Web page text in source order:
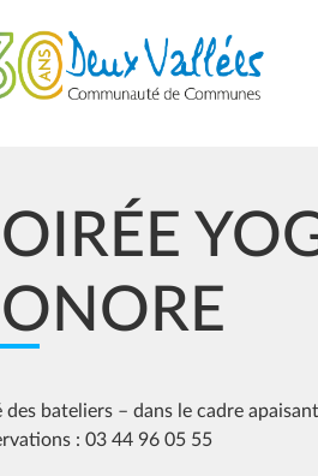
des bateliers – dans le cadre
: 03 44 96 05 55